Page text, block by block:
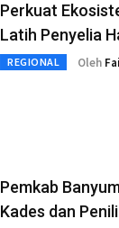
Perkuat
Latih Penyelia
REGIONAL Oleh
Pemkab
Kades dan